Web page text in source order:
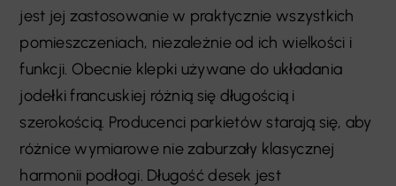
jest jej zastosowanie w praktycznie wszystkich
pomieszczeniach, niezależnie od ich wielkości i
funkcji. Obecnie klepki używane do układania
jodełki francuskiej różnią się długością i
szerokością. Producenci parkietów starają się, aby
różnice wymiarowe nie zaburzały klasycznej
harmonii podłogi. Długość desek jest